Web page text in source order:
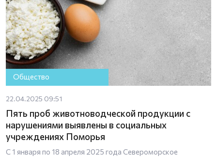
Общество
22.04.2025 09:51
Пять проб животноводческой продукции с
нарушениями выявлены в социальных
учреждениях Поморья
С 1 января по 18 апреля 2025 года Североморское